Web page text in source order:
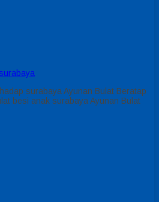
surabaya Ayunan Bulat Beratap
besi anak surabaya Ayunan Bulat